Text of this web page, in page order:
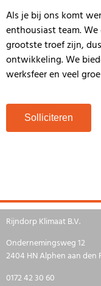
Als je bij ons komt
enthousiast team.
grootste troef zijn,
ontwikkeling. We
werksfeer en veel
Solliciteren
Rijndorp Klimaat B.V.
Ondernemingsweg 12
2404 HN Alphen aan den
0172 42 30 60